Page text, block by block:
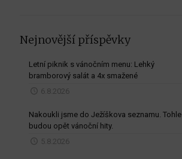
Nejnovější příspěvky
Letní piknik s vánočním menu: Lehký
bramborový salát a 4x smažené
6.8.2026
Nakoukli jsme do Ježíškova seznamu. Tohle
budou opět vánoční hity.
5.8.2026